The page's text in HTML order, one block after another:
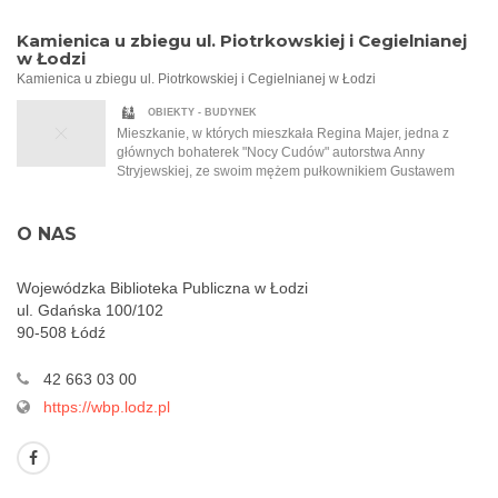
eleganckich salonów bogatych mieszczan. Opowiada o
walce o przetrwanie. Jedyna taka noc w roku, która sprawia,
że wszystko staje się możliwe…
pierwszy słyszy o Tadeuszu Samborskim, malarzu, który
namalował dla Szypulskich kobiecy akt.
Kamienica u zbiegu ul. Piotrkowskiej i Cegielnianej
w Łodzi
Kamienica u zbiegu ul. Piotrkowskiej i Cegielnianej w Łodzi
OBIEKTY - BUDYNEK
Mieszkanie, w których mieszkała Regina Majer, jedna z
głównych bohaterek "Nocy Cudów" autorstwa Anny
Stryjewskiej, ze swoim mężem pułkownikiem Gustawem
O NAS
Wojewódzka Biblioteka Publiczna w Łodzi
ul. Gdańska 100/102
90-508 Łódź
42 663 03 00
https://wbp.lodz.pl